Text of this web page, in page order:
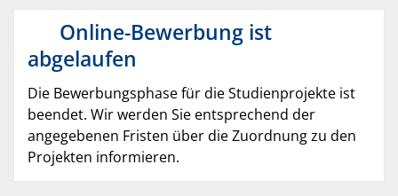
Online-Bewerbung ist
abgelaufen
Die Bewerbungsphase für die Studienprojekte ist
beendet. Wir werden Sie entsprechend der
angegebenen Fristen über die Zuordnung zu den
Projekten informieren.